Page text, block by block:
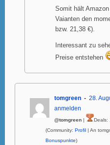
Somit hält
Vaianten den
bzw. 21,38 €).
Interessant zu
Preise entstehen
tomgreen 28.
anmelden
@tomgreen | Deals:
(Community: Profil | An
Bonuspunkte)